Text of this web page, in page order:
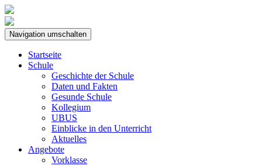
Navigation umschalten
Startseite
Schule
Geschichte der Schule
Daten und Fakten
Gesunde Schule
Kollegium
UBUS
Einblicke in den Unterricht
Aktuelles
Angebote
Vorklasse